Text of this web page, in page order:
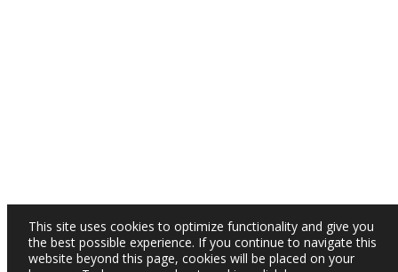
This site uses cookies to optimize functionality and give you
the best possible experience. If you continue to navigate this
website beyond this page, cookies will be placed on your